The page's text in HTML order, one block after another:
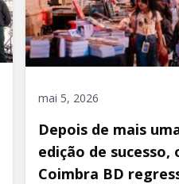
mai 5, 2026
Depois de mais
edição de sucesso,
Coimbra BD